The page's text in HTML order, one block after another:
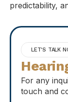
predictability,
LET'S TALK
For any
touch and